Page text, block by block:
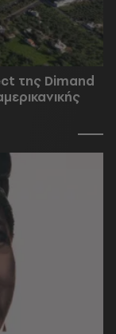
της Dimand